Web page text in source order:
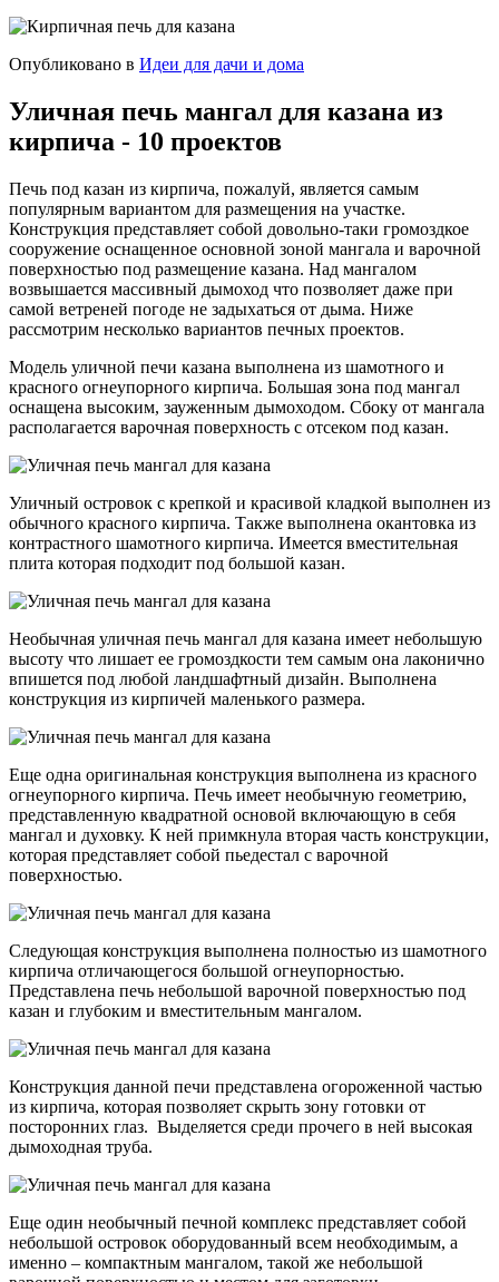
Опубликовано в Идеи для дачи и дома
Уличная печь мангал для казана из
кирпича - 10 проектов
Печь под казан из кирпича, пожалуй, является самым
популярным вариантом для размещения на участке.
Конструкция представляет собой довольно-таки громоздкое
сооружение оснащенное основной зоной мангала и варочной
поверхностью под размещение казана. Над мангалом
возвышается массивный дымоход что позволяет даже при
самой ветреней погоде не задыхаться от дыма. Ниже
рассмотрим несколько вариантов печных проектов.
Модель уличной печи казана выполнена из шамотного и
красного огнеупорного кирпича. Большая зона под мангал
оснащена высоким, зауженным дымоходом. Сбоку от мангала
располагается варочная поверхность с отсеком под казан.
Уличный островок с крепкой и красивой кладкой выполнен из
обычного красного кирпича. Также выполнена окантовка из
контрастного шамотного кирпича. Имеется вместительная
плита которая подходит под большой казан.
Необычная уличная печь мангал для казана имеет небольшую
высоту что лишает ее громоздкости тем самым она лаконично
впишется под любой ландшафтный дизайн. Выполнена
конструкция из кирпичей маленького размера.
Еще одна оригинальная конструкция выполнена из красного
огнеупорного кирпича. Печь имеет необычную геометрию,
представленную квадратной основой включающую в себя
мангал и духовку. К ней примкнула вторая часть конструкции,
которая представляет собой пьедестал с варочной
поверхностью.
Следующая конструкция выполнена полностью из шамотного
кирпича отличающегося большой огнеупорностью.
Представлена печь небольшой варочной поверхностью под
казан и глубоким и вместительным мангалом.
Конструкция данной печи представлена огороженной частью
из кирпича, которая позволяет скрыть зону готовки от
посторонних глаз. Выделяется среди прочего в ней высокая
дымоходная труба.
Еще один необычный печной комплекс представляет собой
небольшой островок оборудованный всем необходимым, а
именно – компактным мангалом, такой же небольшой